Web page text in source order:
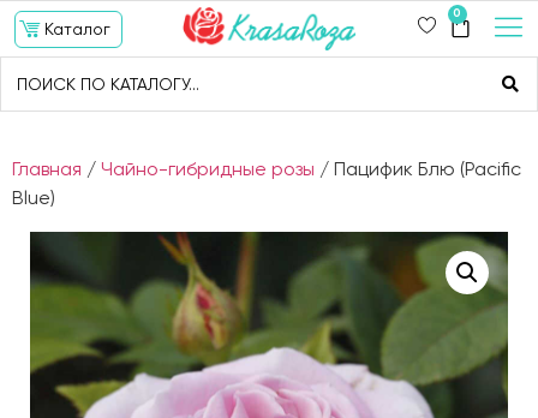
Каталог
0
Главная / Чайно-гибридные розы / Пацифик Блю (Pacific
Blue)